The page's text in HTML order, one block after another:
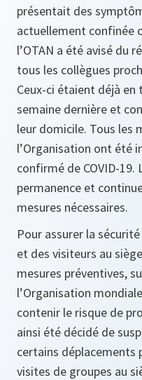
présentait des
actuellement confinée
l’OTAN a été avisé du
tous les collègues
Ceux-ci étaient déjà
semaine dernière et
leur domicile. Tous les
l’Organisation ont été
confirmé de COVID-19.
permanence et
mesures nécessaires.
Pour assurer la
et des visiteurs au
mesures préventives,
l’Organisation
contenir le risque de
ainsi été décidé de
certains déplacements
visites de groupes au